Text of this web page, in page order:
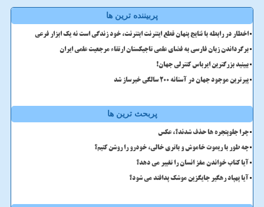
پربیننده ترین ها
اخطار در رابطه با نتایج پنهان قطع اینترنت اینترنت، خود زندگی است نه یک ابزار فرعی
برگرداندن زبان فارسی به فضای علمی تاجیکستان ارتقاء مرجعیت علمی ایران
ببینید بزرگترین ایرباس کنترلی جهان!
پیرترین موجود جهان در آستانه ۲۰۰ سالگی خبرساز شد
پربحث ترین ها
چرا جلوپنجره ها حذف شدند؟، عکس
چه طور با ریموت خاموش و باتری خالی، خودرو را روشن کنیم؟
آیا کتاب خواندن مغز انسان را تغییر می دهد؟
آیا پهپاد رهگیر جایگزین موشک پدافند می شود؟